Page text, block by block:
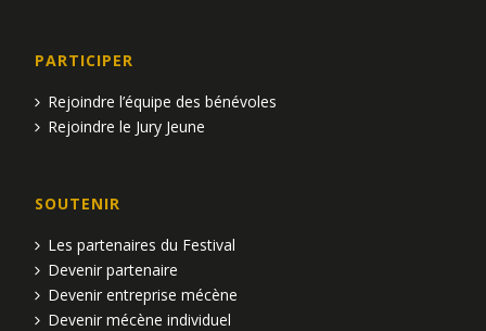
PARTICIPER
Rejoindre l’équipe des bénévoles
Rejoindre le Jury Jeune
SOUTENIR
Les partenaires du Festival
Devenir partenaire
Devenir entreprise mécène
Devenir mécène individuel